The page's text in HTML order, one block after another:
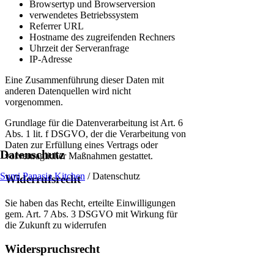
Datenschutz
Sumi Panasia Kitchen /Datenschutz
Browsertyp und Browserversion
verwendetes Betriebssystem
Referrer URL
Hostname des zugreifenden Rechners
Uhrzeit der Serveranfrage
IP-Adresse
Eine Zusammenführung dieser Daten mit
anderen Datenquellen wird nicht
vorgenommen.
Grundlage für die Datenverarbeitung ist Art. 6
Abs. 1 lit. f DSGVO, der die Verarbeitung von
Daten zur Erfüllung eines Vertrags oder
vorvertraglicher Maßnahmen gestattet.
Widerrufsrecht
Sie haben das Recht, erteilte Einwilligungen
gem. Art. 7 Abs. 3 DSGVO mit Wirkung für
die Zukunft zu widerrufen
Widerspruchsrecht